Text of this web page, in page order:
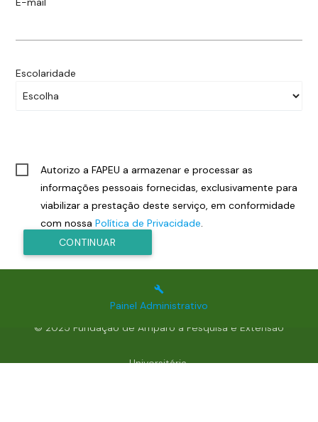
Escolaridade
Autorizo a FAPEU a armazenar e processar as
informações pessoais fornecidas, exclusivamente para
viabilizar a prestação deste serviço, em conformidade
com nossaPolítica de Privacidade.
CONTINUAR
INSCRIÇÃO
send
build
Painel Administrativo
© 2025 Fundação de Amparo à Pesquisa e Extensão
Universitária.